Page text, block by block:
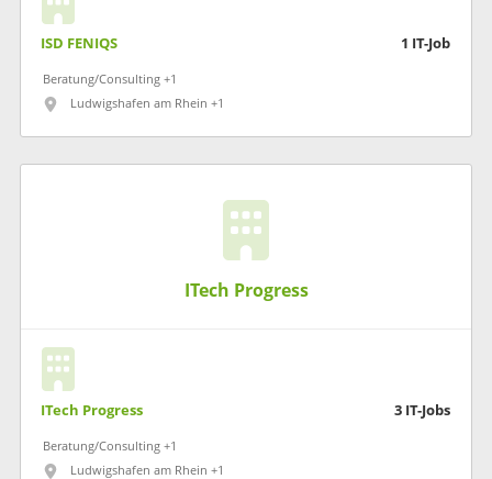
ISD FENIQS 1 IT-Job
Beratung/Consulting +1
Ludwigshafen am Rhein +1
ITech Progress
ITech Progress 3 IT-Jobs
Beratung/Consulting +1
Ludwigshafen am Rhein +1